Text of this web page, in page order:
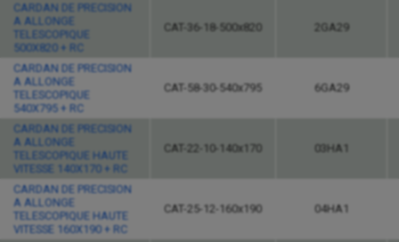
CARDAN DE PRECISION
A ALLONGE
TELESCOPIQUE
500X820 + RC
CAT-36-18-500x820 2GA29
CARDAN DE PRECISION
A ALLONGE
TELESCOPIQUE
540X795 + RC
CAT-58-30-540x795 6GA29
CARDAN DE PRECISION
A ALLONGE
TELESCOPIQUE HAUTE
VITESSE 140X170 + RC
CAT-22-10-140x170 03HA1
CARDAN DE PRECISION
A ALLONGE
TELESCOPIQUE HAUTE
VITESSE 160X190 + RC
CAT-25-12-160x190 04HA1